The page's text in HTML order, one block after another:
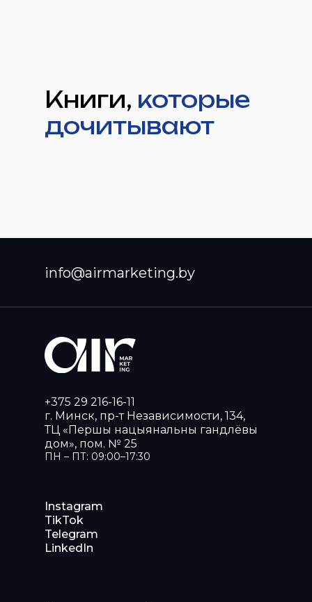
Книги, которые
дочитывают
info@airmarketing.by
Instagram
TikTok
Telegram
LinkedIn
+375 29 216-16-11
г. Минск, пр-т Независимости, 134,
ТЦ «Першы нацыянальны гандлёвы
дом», пом. № 25
ПН – ПТ: 09:00–17:30